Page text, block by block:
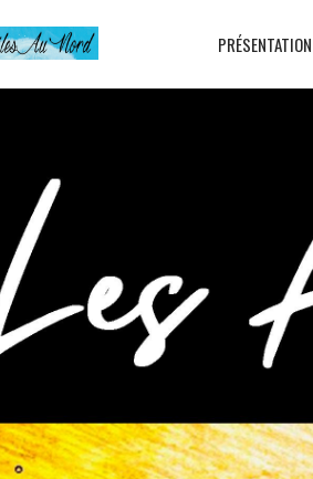
PRÉSENTATION